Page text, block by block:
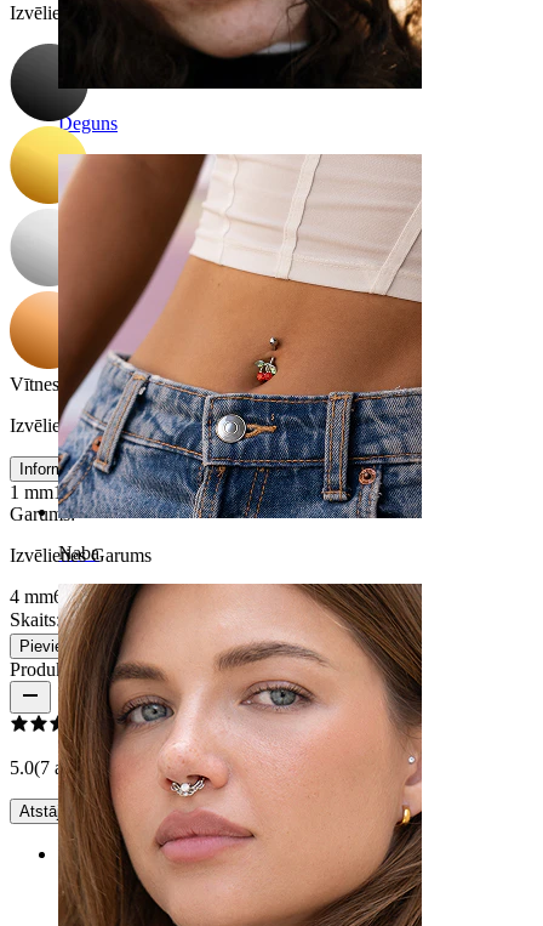
Deguns
Naba
Izvēlieties Krāsa
Vītnes biezums:
Izvēlieties Vītnes biezums
Informācija par izmēru
1 mm1,2 mm
Garums:
Izvēlieties Garums
4 mm6 mm8 mm
Skaits: 1 Mainīt
Pievienot grozam
Produkta atsauksmes
5.0(7 atsauksmes)
Atstāj atsauksmi!
Rating